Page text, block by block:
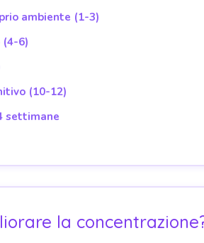
ambiente (1-3)
6)
(10-12)
settimane
la